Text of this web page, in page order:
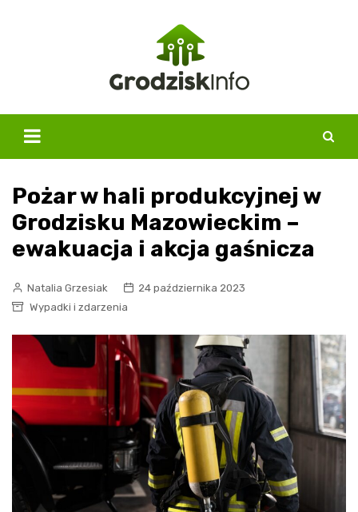
Pożar w hali produkcyjnej w
Grodzisku Mazowieckim –
ewakuacja i akcja gaśnicza
Natalia Grzesiak
24 października 2023
Wypadki i zdarzenia